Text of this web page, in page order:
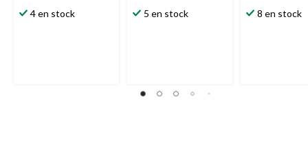
4 en stock 5 en stock 8 en stock